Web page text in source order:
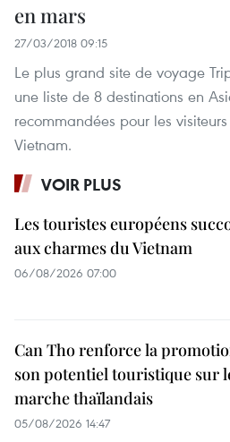
en mars
27/03/2018 09:15
Le plus grand site de voyage
une liste de 8 destinations en
recommandées pour les
Vietnam.
VOIR PLUS
Les touristes européens
aux charmes du Vietnam
06/08/2026 07:00
Can Tho renforce la
son potentiel touristique sur
marche thaïlandais
05/08/2026 14:47